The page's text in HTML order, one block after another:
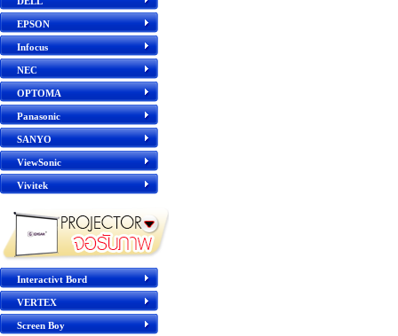
EPSON
Infocus
NEC
OPTOMA
Panasonic
SANYO
ViewSonic
Vivitek
Interactivt Bord
VERTEX
Screen Boy